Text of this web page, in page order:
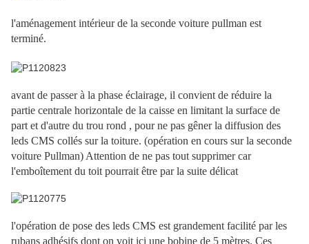
l'aménagement intérieur de la seconde voiture pullman est
terminé.
avant de passer à la phase éclairage, il convient de réduire la
partie centrale horizontale de la caisse en limitant la surface de
part et d'autre du trou rond , pour ne pas gêner la diffusion des
leds CMS collés sur la toiture. (opération en cours sur la seconde
voiture Pullman) Attention de ne pas tout supprimer car
l'emboîtement du toit pourrait être par la suite délicat
l'opération de pose des leds CMS est grandement facilité par les
rubans adhésifs dont on voit ici une bobine de 5 mètres. Ces